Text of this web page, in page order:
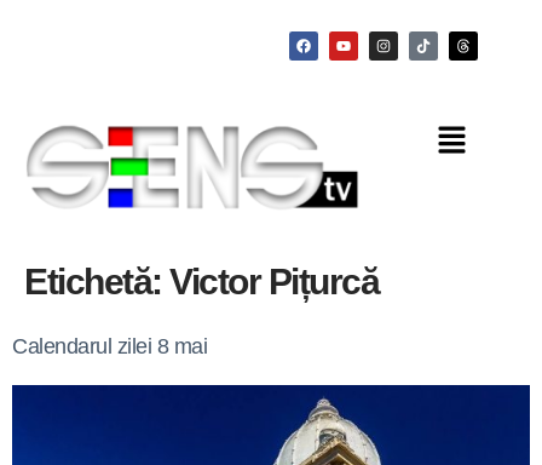
Etichetă: Victor Pițurcă
Calendarul zilei 8 mai